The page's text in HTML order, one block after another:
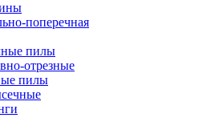
поперечная
пилы
отрезные
пилы